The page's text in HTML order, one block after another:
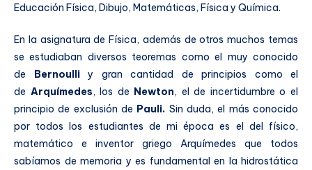
Educación Física, Dibujo, Matemáticas, Física y Química.
En la asignatura de Física, además de otros muchos temas
se estudiaban diversos teoremas como el muy conocido
de Bernoulliy gran cantidad de principios como el
de Arquímedes, los de Newton, el de incertidumbre o el
principio de exclusión de Pauli. Sin duda, el más conocido
por todos los estudiantes de mi época es el del físico,
matemático e inventor griego Arquímedes que todos
sabíamos de memoria y es fundamental en la hidrostática